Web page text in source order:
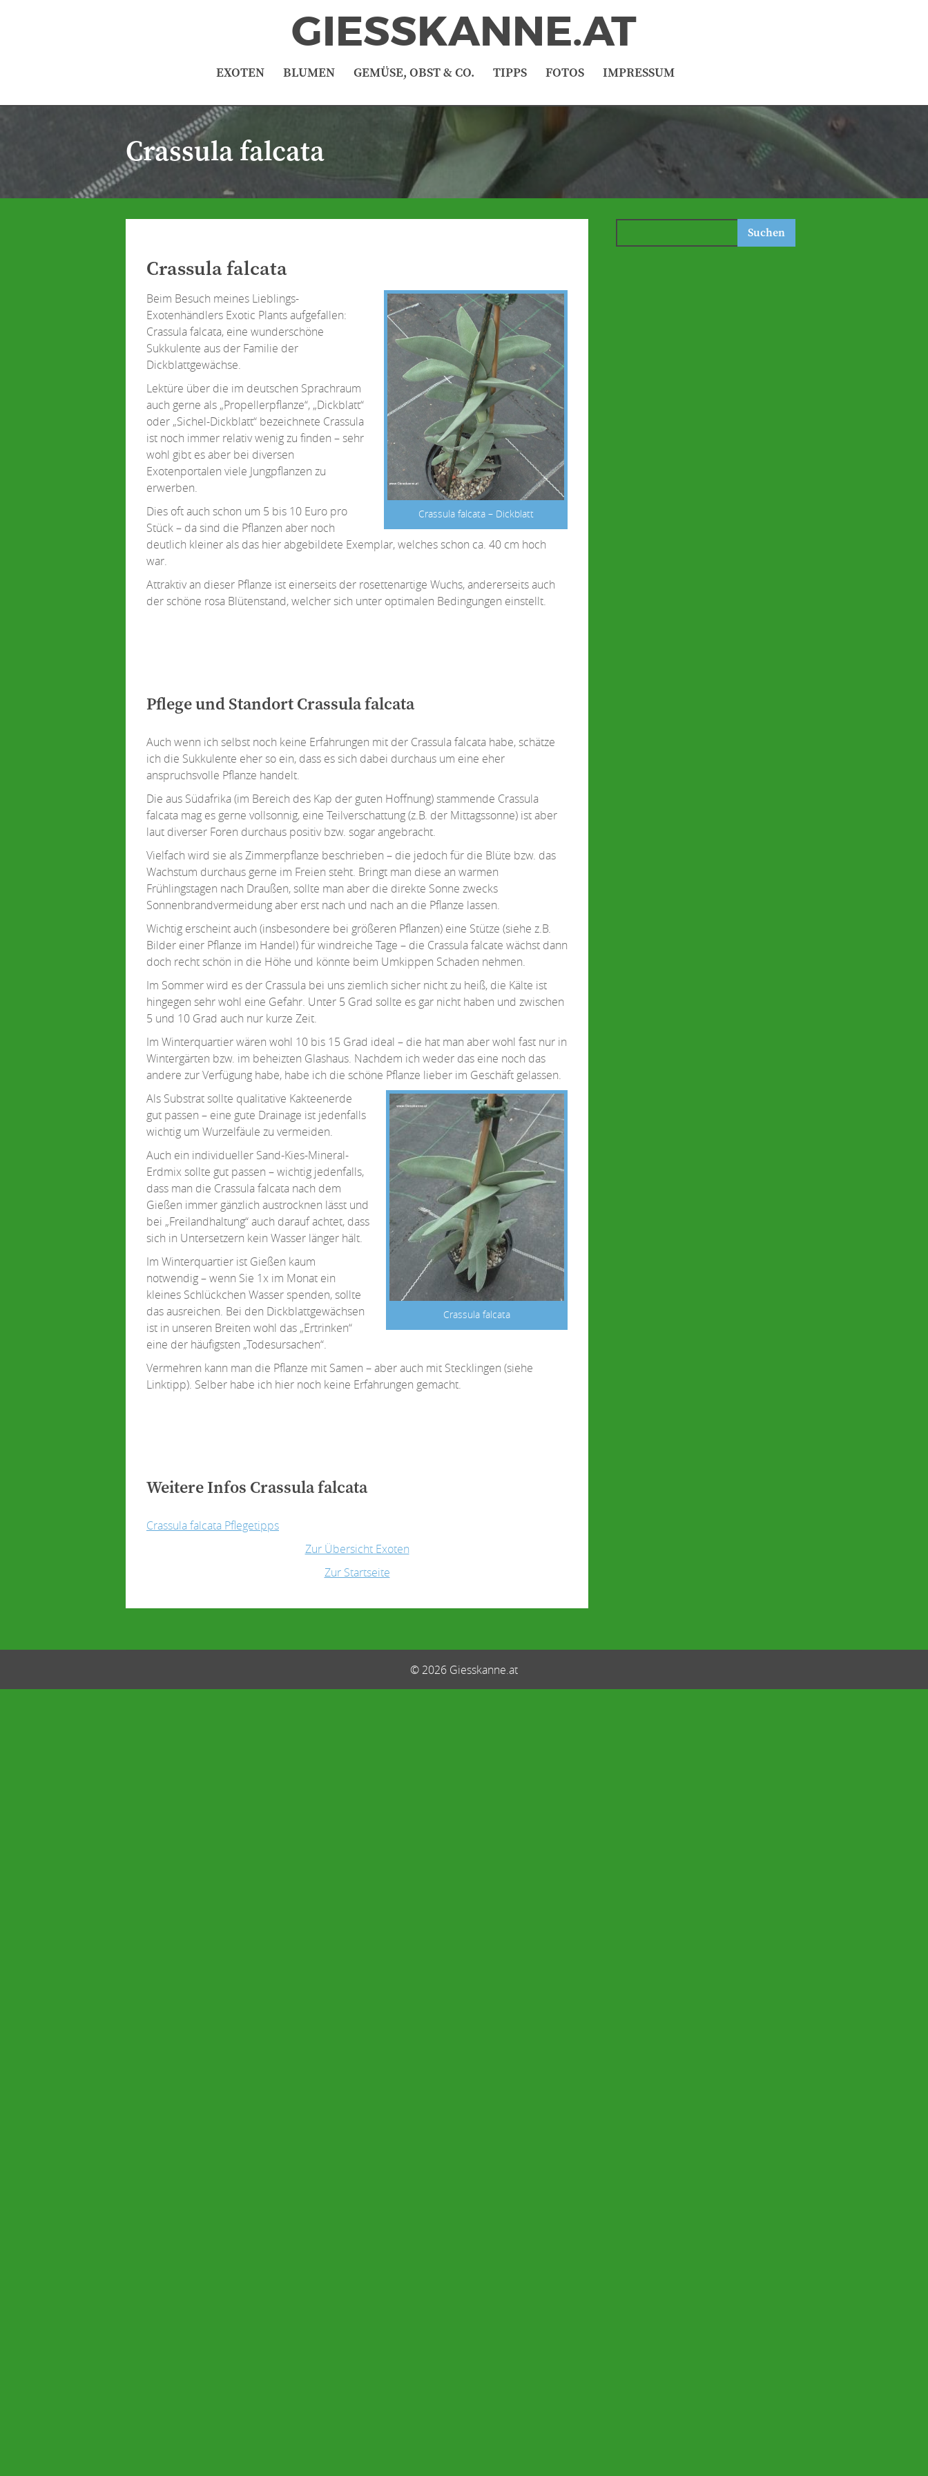
GIESSKANNE.AT
EXOTEN BLUMEN GEMÜSE, OBST & CO. TIPPS FOTOS IMPRESSUM
Crassula falcata
Crassula falcata
Crassula falcata – Dickblatt
Beim Besuch meines Lieblings-
Exotenhändlers Exotic Plants aufgefallen:
Crassula falcata, eine wunderschöne
Sukkulente aus der Familie der
Dickblattgewächse.
Lektüre über die im deutschen Sprachraum
auch gerne als „Propellerpflanze“, „Dickblatt“
oder „Sichel-Dickblatt“ bezeichnete Crassula
ist noch immer relativ wenig zu finden – sehr
wohl gibt es aber bei diversen
Exotenportalen viele Jungpflanzen zu
erwerben.
Dies oft auch schon um 5 bis 10 Euro pro
Stück – da sind die Pflanzen aber noch
deutlich kleiner als das hier abgebildete Exemplar, welches schon ca. 40 cm hoch
war.
Attraktiv an dieser Pflanze ist einerseits der rosettenartige Wuchs, andererseits auch
der schöne rosa Blütenstand, welcher sich unter optimalen Bedingungen einstellt.
Pflege und Standort Crassula falcata
Auch wenn ich selbst noch keine Erfahrungen mit der Crassula falcata habe, schätze
ich die Sukkulente eher so ein, dass es sich dabei durchaus um eine eher
anspruchsvolle Pflanze handelt.
Die aus Südafrika (im Bereich des Kap der guten Hoffnung) stammende Crassula
falcata mag es gerne vollsonnig, eine Teilverschattung (z.B. der Mittagssonne) ist aber
laut diverser Foren durchaus positiv bzw. sogar angebracht.
Vielfach wird sie als Zimmerpflanze beschrieben – die jedoch für die Blüte bzw. das
Wachstum durchaus gerne im Freien steht. Bringt man diese an warmen
Frühlingstagen nach Draußen, sollte man aber die direkte Sonne zwecks
Sonnenbrandvermeidung aber erst nach und nach an die Pflanze lassen.
Wichtig erscheint auch (insbesondere bei größeren Pflanzen) eine Stütze (siehe z.B.
Bilder einer Pflanze im Handel) für windreiche Tage – die Crassula falcate wächst dann
doch recht schön in die Höhe und könnte beim Umkippen Schaden nehmen.
Im Sommer wird es der Crassula bei uns ziemlich sicher nicht zu heiß, die Kälte ist
hingegen sehr wohl eine Gefahr. Unter 5 Grad sollte es gar nicht haben und zwischen
5 und 10 Grad auch nur kurze Zeit.
Im Winterquartier wären wohl 10 bis 15 Grad ideal – die hat man aber wohl fast nur in
Wintergärten bzw. im beheizten Glashaus. Nachdem ich weder das eine noch das
andere zur Verfügung habe, habe ich die schöne Pflanze lieber im Geschäft gelassen.
Crassula falcata
Als Substrat sollte qualitative Kakteenerde
gut passen – eine gute Drainage ist jedenfalls
wichtig um Wurzelfäule zu vermeiden.
Auch ein individueller Sand-Kies-Mineral-
Erdmix sollte gut passen – wichtig jedenfalls,
dass man die Crassula falcata nach dem
Gießen immer gänzlich austrocknen lässt und
bei „Freilandhaltung“ auch darauf achtet, dass
sich in Untersetzern kein Wasser länger hält.
Im Winterquartier ist Gießen kaum
notwendig – wenn Sie 1x im Monat ein
kleines Schlückchen Wasser spenden, sollte
das ausreichen. Bei den Dickblattgewächsen
ist in unseren Breiten wohl das „Ertrinken“
eine der häufigsten „Todesursachen“.
Vermehren kann man die Pflanze mit Samen – aber auch mit Stecklingen (siehe
Linktipp). Selber habe ich hier noch keine Erfahrungen gemacht.
Weitere Infos Crassula falcata
Crassula falcata Pflegetipps
Zur Übersicht Exoten
Zur Startseite
© 2026 Giesskanne.at